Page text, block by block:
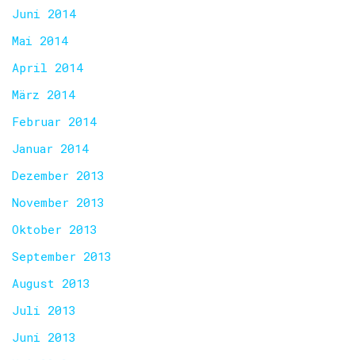
Juni 2014
Mai 2014
April 2014
März 2014
Februar 2014
Januar 2014
Dezember 2013
November 2013
Oktober 2013
September 2013
August 2013
Juli 2013
Juni 2013